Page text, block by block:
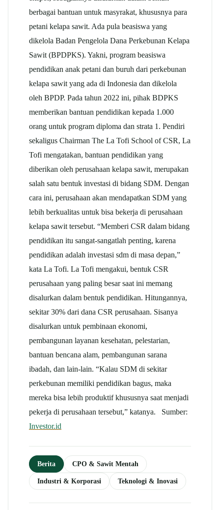
berbagai bantuan untuk masyrakat, khususnya para
petani kelapa sawit. Ada pula beasiswa yang
dikelola Badan Pengelola Dana Perkebunan Kelapa
Sawit (BPDPKS). Yakni, program beasiswa
pendidikan anak petani dan buruh dari perkebunan
kelapa sawit yang ada di Indonesia dan dikelola
oleh BPDP. Pada tahun 2022 ini, pihak BDPKS
memberikan bantuan pendidikan kepada 1.000
orang untuk program diploma dan strata 1. Pendiri
sekaligus Chairman The La Tofi School of CSR, La
Tofi mengatakan, bantuan pendidikan yang
diberikan oleh perusahaan kelapa sawit, merupakan
salah satu bentuk investasi di bidang SDM. Dengan
cara ini, perusahaan akan mendapatkan SDM yang
lebih berkualitas untuk bisa bekerja di perusahaan
kelapa sawit tersebut. “Memberi CSR dalam bidang
pendidikan itu sangat-sangatlah penting, karena
pendidikan adalah investasi sdm di masa depan,”
kata La Tofi. La Tofi mengakui, bentuk CSR
perusahaan yang paling besar saat ini memang
disalurkan dalam bentuk pendidikan. Hitungannya,
sekitar 30% dari dana CSR perusahaan. Sisanya
disalurkan untuk pembinaan ekonomi,
pembangunan layanan kesehatan, pelestarian,
bantuan bencana alam, pembangunan sarana
ibadah, dan lain-lain. “Kalau SDM di sekitar
perkebunan memiliki pendidikan bagus, maka
mereka bisa lebih produktif khususnya saat menjadi
pekerja di perusahaan tersebut,” katanya. Sumber:
Investor.id
Berita CPO & Sawit Mentah
Industri & Korporasi Teknologi & Inovasi